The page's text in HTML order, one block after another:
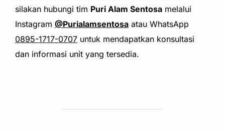
silakan hubungi tim Puri Alam Sentosa melalui
Instagram @Purialamsentosa atau WhatsApp
0895-1717-0707 untuk mendapatkan konsultasi
dan informasi unit yang tersedia.